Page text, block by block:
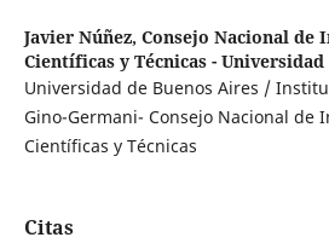
Javier Núñez, Consejo Nacional de
Científicas y Técnicas -
Universidad de Buenos Aires /
Gino-Germani- Consejo Nacional de
Científicas y Técnicas
Citas